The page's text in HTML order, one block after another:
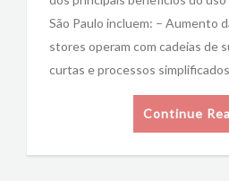
São Paulo incluem: – Aumento
stores operam com cadeias de
curtas e processos
Continue